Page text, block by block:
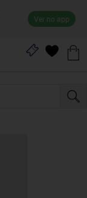
Ver no app